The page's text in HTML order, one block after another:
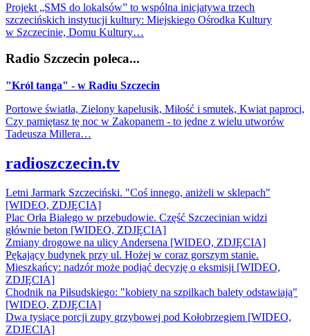
Projekt „SMS do lokalsów” to wspólna inicjatywa trzech
szczecińskich instytucji kultury: Miejskiego Ośrodka Kultury
w Szczecinie, Domu Kultury…
Radio Szczecin poleca...
"Król tanga" - w Radiu Szczecin
Portowe światła, Zielony kapelusik, Miłość i smutek, Kwiat paproci,
Czy pamiętasz tę noc w Zakopanem - to jedne z wielu utworów
Tadeusza Millera…
radioszczecin.tv
Letni Jarmark Szczeciński. "Coś innego, aniżeli w sklepach"
[WIDEO, ZDJĘCIA]
Plac Orła Białego w przebudowie. Część Szczecinian widzi
głównie beton [WIDEO, ZDJĘCIA]
Zmiany drogowe na ulicy Andersena [WIDEO, ZDJĘCIA]
Pękający budynek przy ul. Hożej w coraz gorszym stanie.
Mieszkańcy: nadzór może podjąć decyzję o eksmisji [WIDEO,
ZDJĘCIA]
Chodnik na Piłsudskiego: "kobiety na szpilkach balety odstawiają"
[WIDEO, ZDJĘCIA]
Dwa tysiące porcji zupy grzybowej pod Kołobrzegiem [WIDEO,
ZDJECIA]